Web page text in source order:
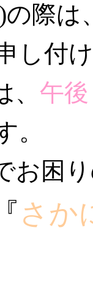
の際
し付
午
。
お困
『 さか